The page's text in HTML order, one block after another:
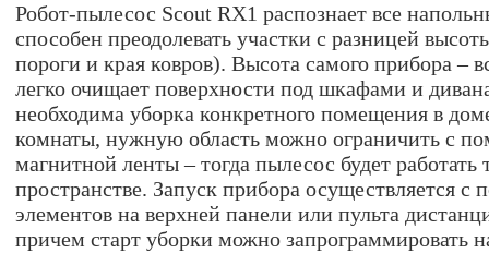
Робот-пылесос Scout RX1 распознает все
способен преодолевать участки с разницей
пороги и края ковров). Высота самого прибора –
легко очищает поверхности под шкафами и
необходима уборка конкретного помещения в
комнаты, нужную область можно ограничить с
магнитной ленты – тогда пылесос будет работать
пространстве. Запуск прибора осуществляется
элементов на верхней панели или пульта
причем старт уборки можно запрограммировать